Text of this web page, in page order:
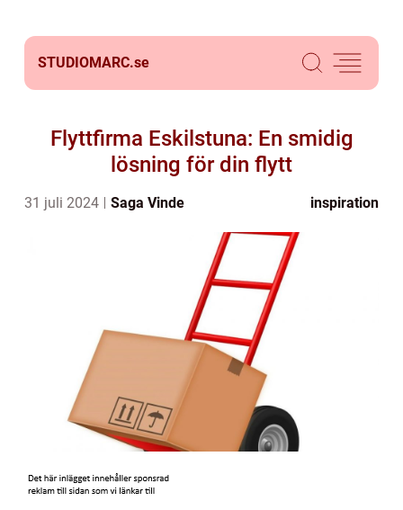
STUDIOMARC.se
Flyttfirma Eskilstuna: En smidig
lösning för din flytt
31 juli 2024 Saga Vinde inspiration